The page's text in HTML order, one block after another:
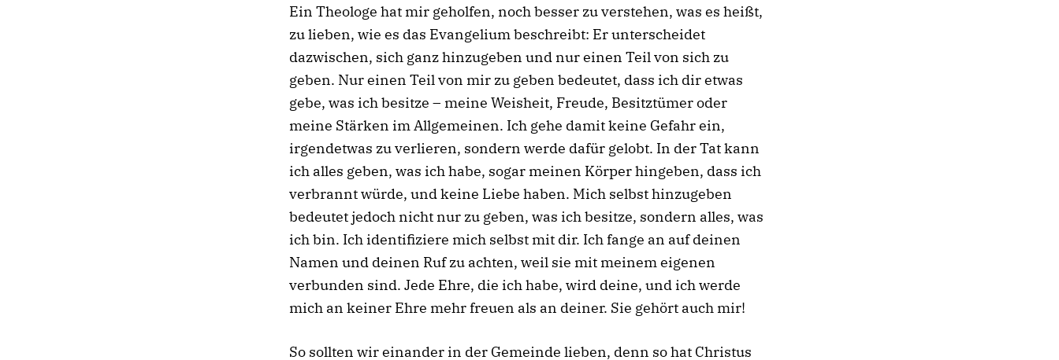
Ein Theologe hat mir geholfen, noch besser zu verstehen, was es heißt,
zu lieben, wie es das Evangelium beschreibt: Er unterscheidet
dazwischen, sich ganz hinzugeben und nur einen Teil von sich zu
geben. Nur einen Teil von mir zu geben bedeutet, dass ich dir etwas
gebe, was ich besitze – meine Weisheit, Freude, Besitztümer oder
meine Stärken im Allgemeinen. Ich gehe damit keine Gefahr ein,
irgendetwas zu verlieren, sondern werde dafür gelobt. In der Tat kann
ich alles geben, was ich habe, sogar meinen Körper hingeben, dass ich
verbrannt würde, und keine Liebe haben. Mich selbst hinzugeben
bedeutet jedoch nicht nur zu geben, was ich besitze, sondern alles, was
ich bin. Ich identifiziere mich selbst mit dir. Ich fange an auf deinen
Namen und deinen Ruf zu achten, weil sie mit meinem eigenen
verbunden sind. Jede Ehre, die ich habe, wird deine, und ich werde
mich an keiner Ehre mehr freuen als an deiner. Sie gehört auch mir!
So sollten wir einander in der Gemeinde lieben, denn so hat Christus